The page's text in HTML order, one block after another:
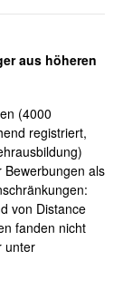
aus höheren
(4000
registriert,
als
von Distance
fanden nicht
unter